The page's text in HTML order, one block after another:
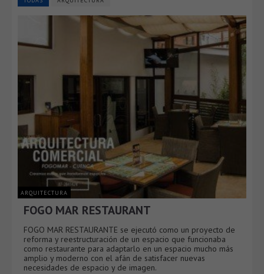
ARQUITECTURA
FOGO MAR RESTAURANT
FOGO MAR RESTAURANTE se ejecutó como un proyecto de
reforma y reestructuración de un espacio que funcionaba
como restaurante para adaptarlo en un espacio mucho más
amplio y moderno con el afán de satisfacer nuevas
necesidades de espacio y de imagen.